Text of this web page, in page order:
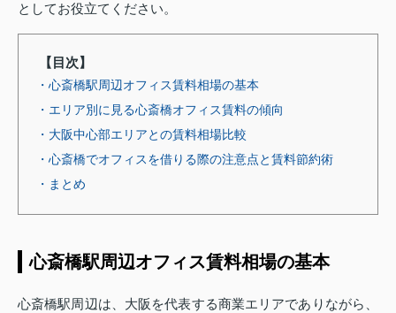
としてお役立てください。
【目次】
・心斎橋駅周辺オフィス賃料相場の基本
・エリア別に見る心斎橋オフィス賃料の傾向
・大阪中心部エリアとの賃料相場比較
・心斎橋でオフィスを借りる際の注意点と賃料節約術
・まとめ
心斎橋駅周辺オフィス賃料相場の基本
心斎橋駅周辺は、大阪を代表する商業エリアでありながら、